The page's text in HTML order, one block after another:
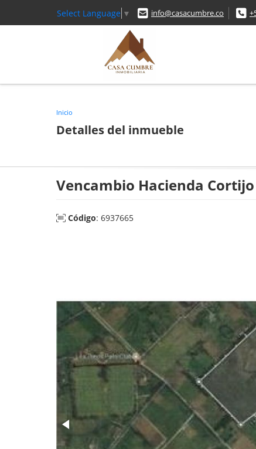
Select Language ▼ info@casacumbre.co
Inicio
Detalles del inmueble
Vencambio Hacienda
Código: 6937665